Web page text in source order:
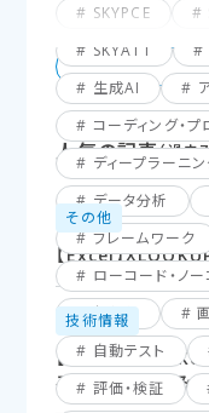
SKYPCE
SKYATT
生成AI
コーディング・プログラ
ディープラーニ
データ分析
フレームワーク
ローコード・ノー
仮想化
自動テスト
評価・検証
人気の記事（過去
その他
【Excel】
技術情報
【Excel】
るセルを探してみよ